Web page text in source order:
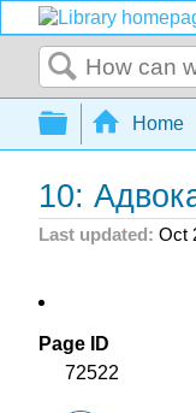
SearchHome
10:
Last updated Oct
Page ID
72522